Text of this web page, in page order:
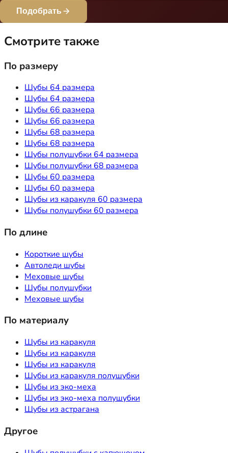
Подобрать
Смотрите также
По размеру
Шубы 64 размера
Шубы 64 размера
Шубы 66 размера
Шубы 66 размера
Шубы 68 размера
Шубы 68 размера
Шубы полушубки 64 размера
Шубы полушубки 68 размера
Шубы 60 размера
Шубы 60 размера
Шубы из каракуля 60 размера
Шубы полушубки 60 размера
По длине
Короткие шубы
Автоледи шубы
Меховые шубы
Шубы полушубки
Меховые шубы
По материалу
Шубы из каракуля
Шубы из каракуля
Шубы из каракуля
Шубы из каракуля полушубки
Шубы из эко-меха
Шубы из эко-меха полушубки
Шубы из астрагана
Другое